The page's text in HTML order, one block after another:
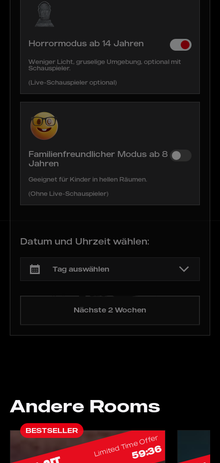
Horrormodus ab 14 Jahren
Weniger Licht, gruselige Umgebung, optional mit
Schauspieler.
(Live-Schauspieler optional)
Familienfreundlicher Modus ab 8
Jahren
Geeignet für Kinder in hellen Räumen.
(Ohne Live-Schauspieler)
Datum und Uhrzeit wählen:
Nächste 2 Wochen
Andere Rooms
BESTSELLER
Limited Time Offer
59:34